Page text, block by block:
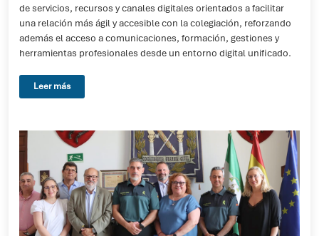
de servicios, recursos y canales digitales orientados a facilitar
una relación más ágil y accesible con la colegiación, reforzando
además el acceso a comunicaciones, formación, gestiones y
herramientas profesionales desde un entorno digital unificado.
Leer más